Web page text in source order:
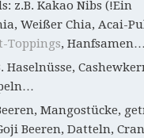
z.B. Kakao Nibs (!Ein
Weißer Chia, Acai-
Toppings, Hanfsamen…
Haselnüsse,
Mangostücke,
Beeren, Datteln,